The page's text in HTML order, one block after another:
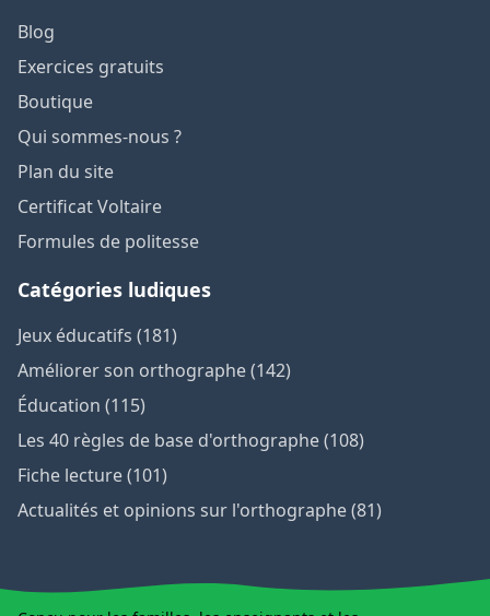
Blog
Exercices gratuits
Boutique
Qui sommes-nous ?
Plan du site
Certificat Voltaire
Formules de politesse
Catégories ludiques
Jeux éducatifs (181)
Améliorer son orthographe (142)
Éducation (115)
Les 40 règles de base d'orthographe (108)
Fiche lecture (101)
Actualités et opinions sur l'orthographe (81)